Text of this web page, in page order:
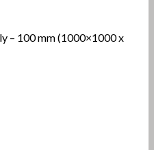
– 100 mm (1000×1000 x